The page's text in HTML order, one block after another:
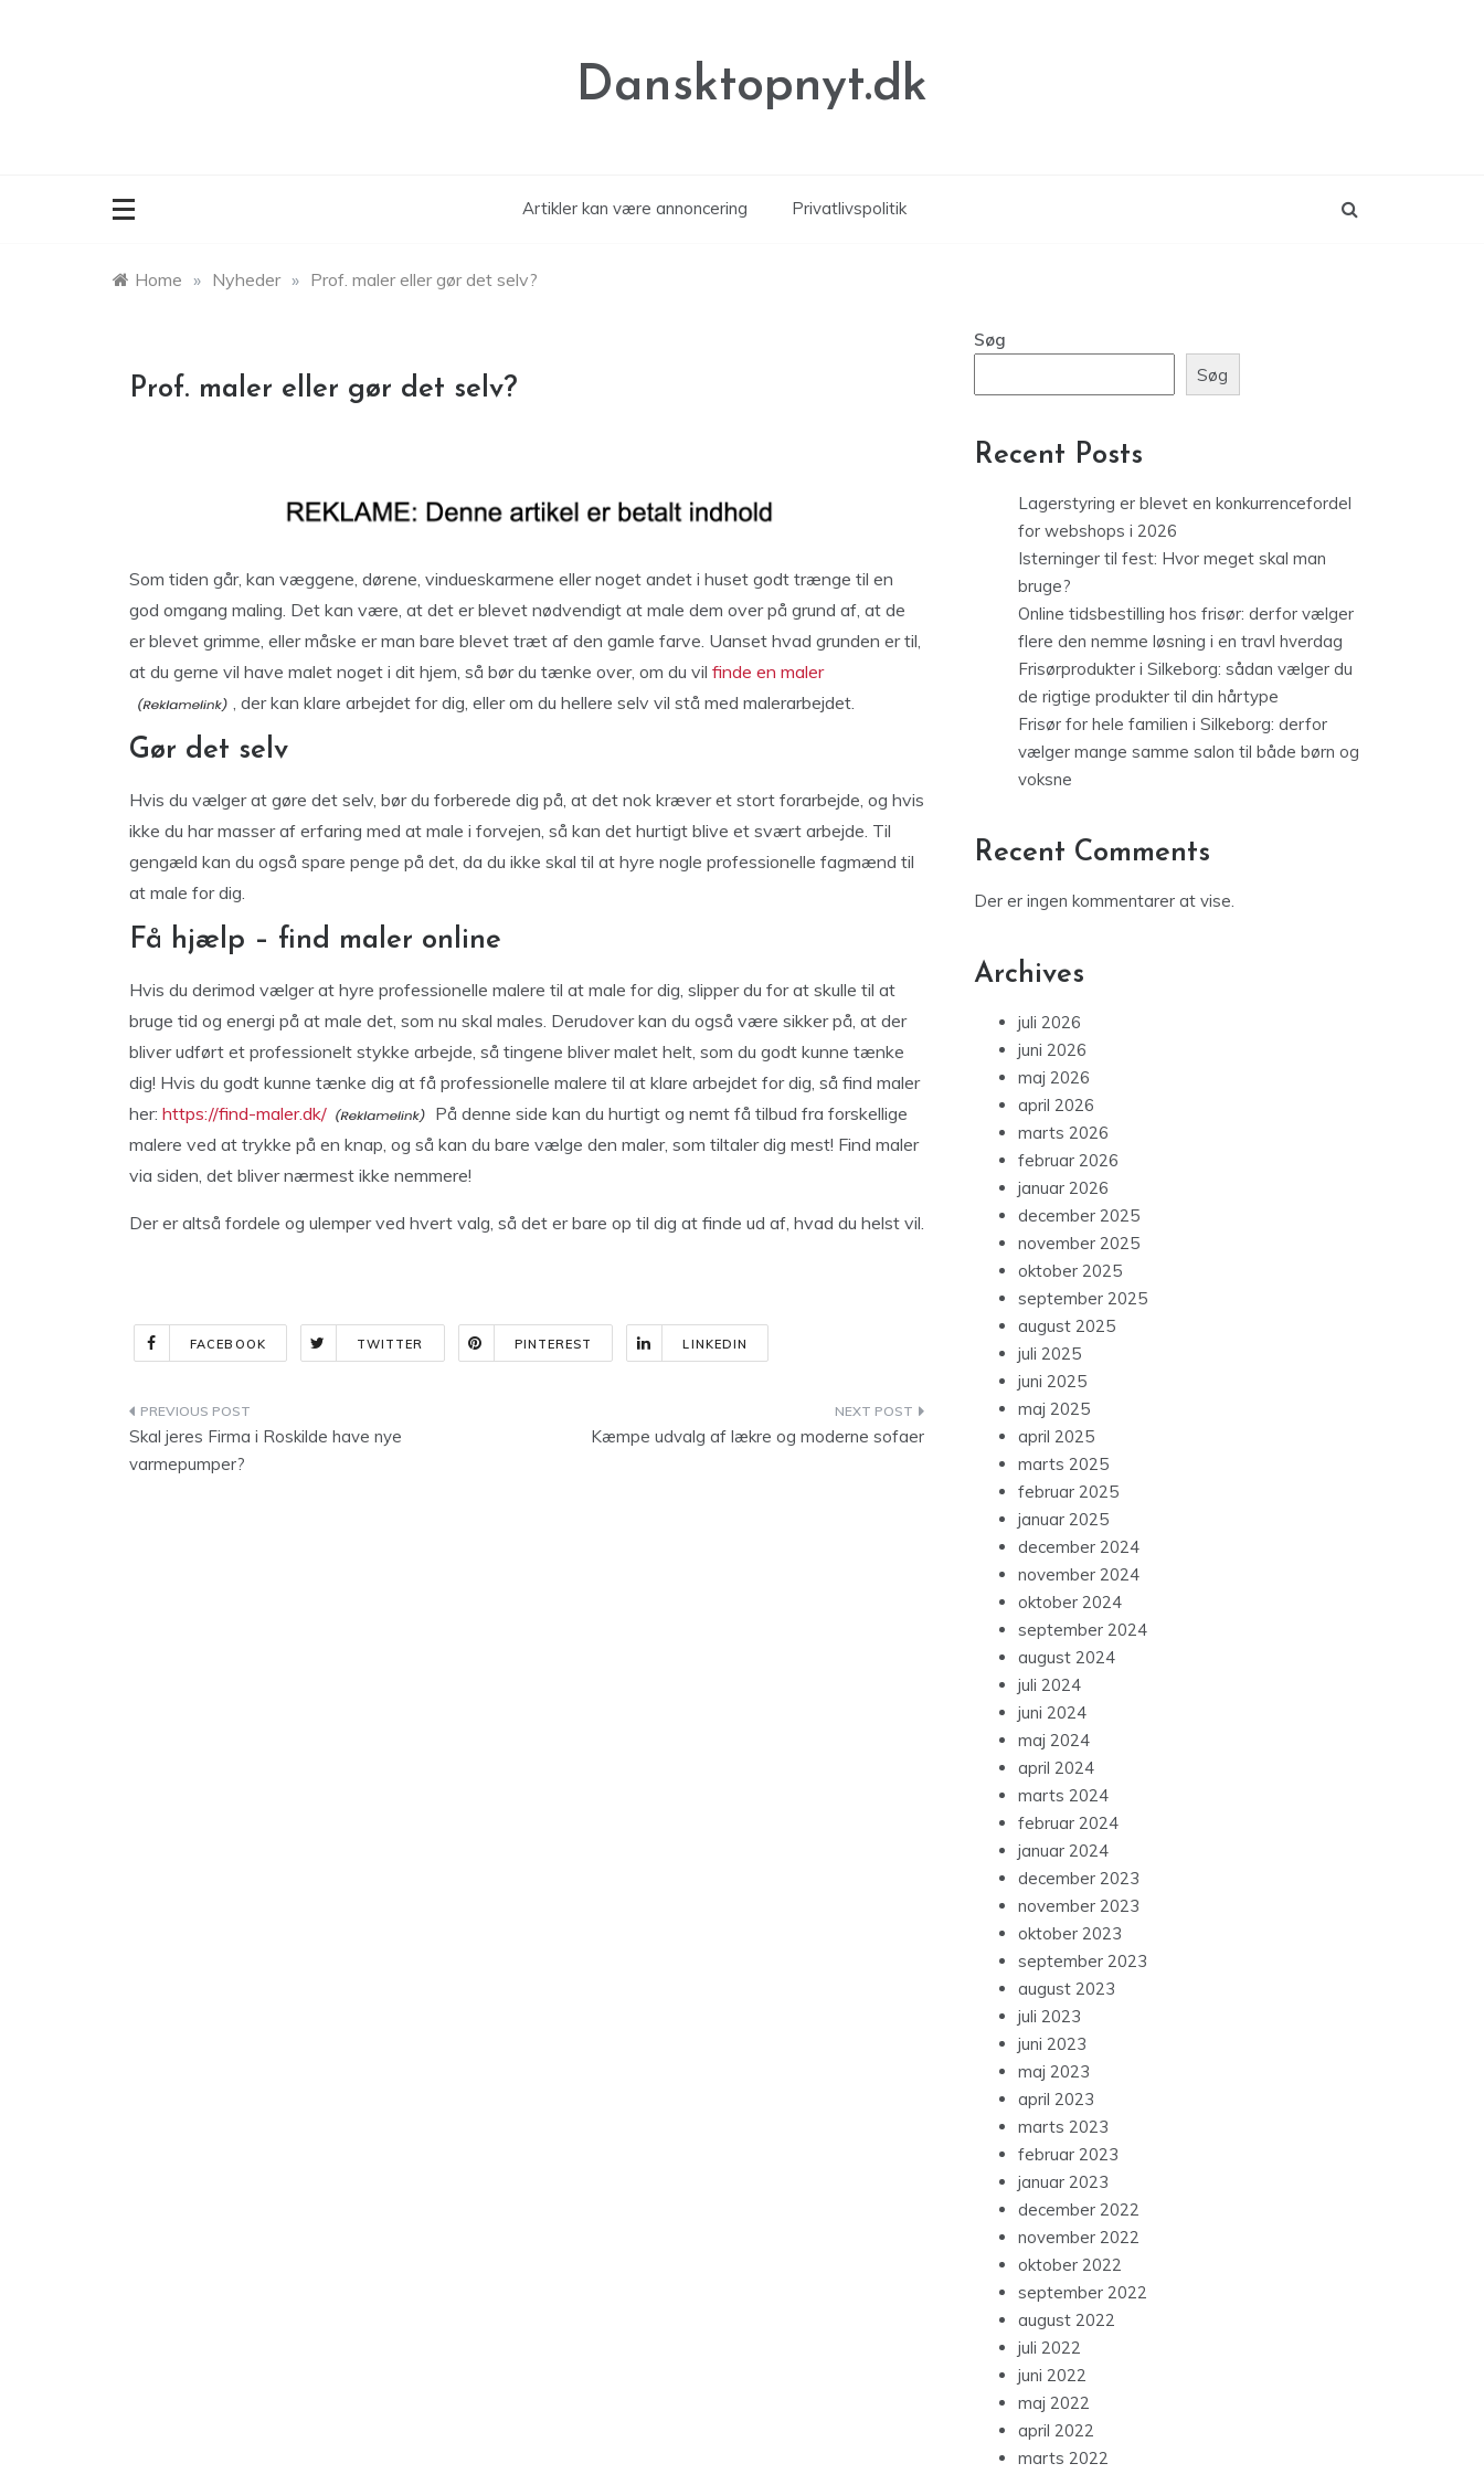
Dansktopnyt.dk
Artikler kan være annoncering Privatlivspolitik
Home » Nyheder » Prof. maler eller gør det selv?
Prof. maler eller gør det selv?
Som tiden går, kan væggene, dørene, vindueskarmene eller noget andet i huset godt trænge til en
god omgang maling. Det kan være, at det er blevet nødvendigt at male dem over på grund af, at de
er blevet grimme, eller måske er man bare blevet træt af den gamle farve. Uanset hvad grunden er til,
at du gerne vil have malet noget i dit hjem, så bør du tænke over, om du vil finde en maler
, der kan klare arbejdet for dig, eller om du hellere selv vil stå med malerarbejdet.
Gør det selv
Hvis du vælger at gøre det selv, bør du forberede dig på, at det nok kræver et stort forarbejde, og hvis
ikke du har masser af erfaring med at male i forvejen, så kan det hurtigt blive et svært arbejde. Til
gengæld kan du også spare penge på det, da du ikke skal til at hyre nogle professionelle fagmænd til
at male for dig.
Få hjælp – find maler online
Hvis du derimod vælger at hyre professionelle malere til at male for dig, slipper du for at skulle til at
bruge tid og energi på at male det, som nu skal males. Derudover kan du også være sikker på, at der
bliver udført et professionelt stykke arbejde, så tingene bliver malet helt, som du godt kunne tænke
dig! Hvis du godt kunne tænke dig at få professionelle malere til at klare arbejdet for dig, så find maler
her: https://find-maler.dk/
På denne side kan du hurtigt og nemt få tilbud fra forskellige
malere ved at trykke på en knap, og så kan du bare vælge den maler, som tiltaler dig mest! Find maler
via siden, det bliver nærmest ikke nemmere!
Der er altså fordele og ulemper ved hvert valg, så det er bare op til dig at finde ud af, hvad du helst vil.
FACEBOOK TWITTER PINTEREST LINKEDIN
Indlægsnavigation
Skal jeres Firma i Roskilde have nye
varmepumper?
Kæmpe udvalg af lækre og moderne sofaer
Søg
Søg
Recent Posts
Lagerstyring er blevet en konkurrencefordel
for webshops i 2026
Isterninger til fest: Hvor meget skal man
bruge?
Online tidsbestilling hos frisør: derfor vælger
flere den nemme løsning i en travl hverdag
Frisørprodukter i Silkeborg: sådan vælger du
de rigtige produkter til din hårtype
Frisør for hele familien i Silkeborg: derfor
vælger mange samme salon til både børn og
voksne
Recent Comments
Der er ingen kommentarer at vise.
Archives
juli 2026
juni 2026
maj 2026
april 2026
marts 2026
februar 2026
januar 2026
december 2025
november 2025
oktober 2025
september 2025
august 2025
juli 2025
juni 2025
maj 2025
april 2025
marts 2025
februar 2025
januar 2025
december 2024
november 2024
oktober 2024
september 2024
august 2024
juli 2024
juni 2024
maj 2024
april 2024
marts 2024
februar 2024
januar 2024
december 2023
november 2023
oktober 2023
september 2023
august 2023
juli 2023
juni 2023
maj 2023
april 2023
marts 2023
februar 2023
januar 2023
december 2022
november 2022
oktober 2022
september 2022
august 2022
juli 2022
juni 2022
maj 2022
april 2022
marts 2022